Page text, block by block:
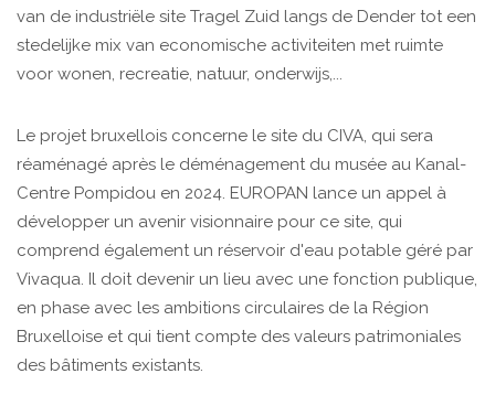
van de industriële site Tragel Zuid langs de Dender tot een
stedelijke mix van economische activiteiten met ruimte
voor wonen, recreatie, natuur, onderwijs,...
Le projet bruxellois concerne le site du CIVA, qui sera
réaménagé après le déménagement du musée au Kanal-
Centre Pompidou en 2024. EUROPAN lance un appel à
développer un avenir visionnaire pour ce site, qui
comprend également un réservoir d'eau potable géré par
Vivaqua. Il doit devenir un lieu avec une fonction publique,
en phase avec les ambitions circulaires de la Région
Bruxelloise et qui tient compte des valeurs patrimoniales
des bâtiments existants.